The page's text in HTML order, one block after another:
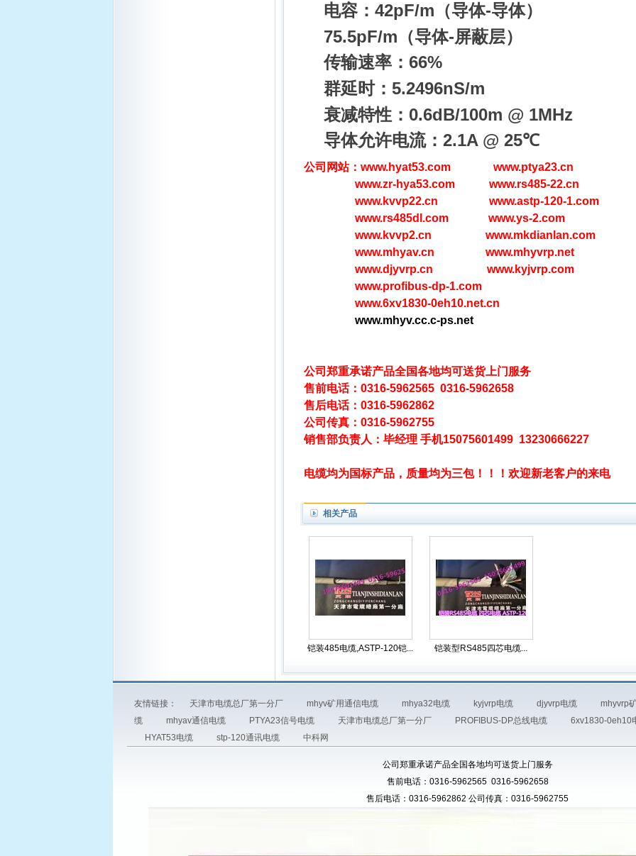
电容：42pF/m（导体-导体）
75.5pF/m（导体-屏蔽层）
传输速率：66%
群延时：5.2496nS/m
衰减特性：0.6dB/100m @ 1MHz
导体允许电流：2.1A @ 25℃
公司网站： www.hyat53.com
www.ptya23.cn
www.zr-hya53.com
www.rs485-22.cn
www.kvvp22.cn
www.astp-120-1.com
www.rs485dl.com
www.ys-2.com
www.kvvp2.cn
www.mkdianlan.com
www.mhyav.cn
www.mhyvrp.net
www.djyvrp.cn
www.kyjvrp.com
www.profibus-dp-1.com
www.6xv1830-0eh10.net.cn
www.mhyv.cc.c-ps.net
公司郑重承诺产品全国各地均可送货上门服务
售前电话：0316-5962565 0316-5962658
售后电话：0316-5962862
公司传真：0316-5962755
销售部负责人：毕经理 手机15075601499 13230666227
电缆均为国标产品，质量均为三包！！！欢迎新老客户的来电
相关产品
铠装485电缆,ASTP-120铠... 铠装型RS485四芯电缆...
友情链接： 天津市电缆总厂第一分厂 mhyv矿用通信电缆 mhya32电缆 kyjvrp电缆 djyvrp电缆
mhyvrp
缆
mhyav通信电缆 PTYA23信号电缆 天津市电缆总厂第一分厂 PROFIBUS-DP总线电缆
6xv1830-0eh10
HYAT53电缆
stp-120通讯电缆 中科网
公司郑重承诺产品全国各地均可送货上门服务
售前电话：0316-5962565 0316-5962658
售后电话：0316-5962862 公司传真：0316-5962755